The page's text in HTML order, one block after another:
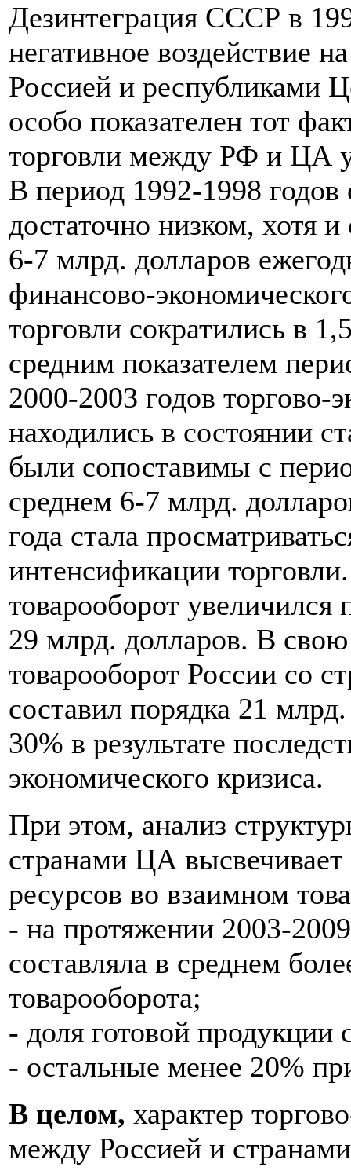
Дезинтеграция СССР в
негативное воздействие
Россией и республиками
особо показателен тот
торговли между РФ и ЦА
В период 1992-1998 годов
достаточно низком, хотя
6-7 млрд. долларов
финансово-
торговли сократились в
средним показателем
2000-2003 годов торгово-
находились в состоянии
были сопоставимы с
среднем 6-7 млрд.
года стала
интенсификации
товарооборот
29 млрд. долларов. В
товарооборот России со
составил порядка 21
30% в результате
экономического кризиса.
При этом, анализ
странами ЦА
ресурсов во взаимном
- на протяжении 2003-
составляла в среднем
товарооборота;
- доля готовой продукции
- остальные менее 20%
В целом, характер
между Россией и